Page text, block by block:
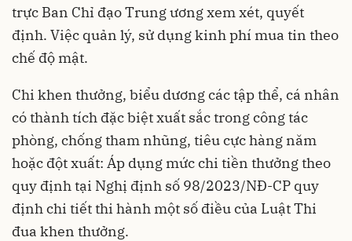
trực Ban Chỉ đạo Trung ương xem xét, quyết
định. Việc quản lý, sử dụng kinh phí mua tin theo
chế độ mật.
Chi khen thưởng, biểu dương các tập thể, cá nhân
có thành tích đặc biệt xuất sắc trong công tác
phòng, chống tham nhũng, tiêu cực hàng năm
hoặc đột xuất: Áp dụng mức chi tiền thưởng theo
quy định tại Nghị định số 98/2023/NĐ-CP quy
định chi tiết thi hành một số điều của Luật Thi
đua khen thưởng.